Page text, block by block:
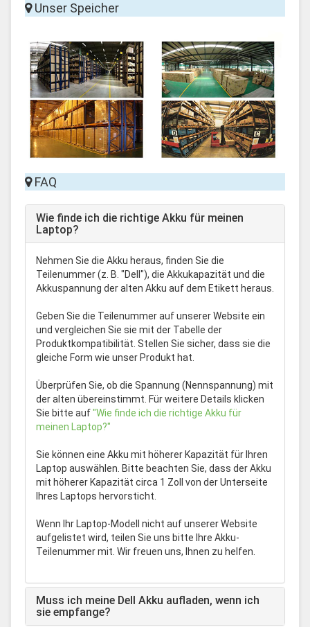
Unser Speicher
FAQ
Wie finde ich die richtige Akku für meinen
Laptop?
Nehmen Sie die Akku heraus, finden Sie die
Teilenummer (z. B. "Dell"), die Akkukapazität und die
Akkuspannung der alten Akku auf dem Etikett heraus.
Geben Sie die Teilenummer auf unserer Website ein
und vergleichen Sie sie mit der Tabelle der
Produktkompatibilität. Stellen Sie sicher, dass sie die
gleiche Form wie unser Produkt hat.
Überprüfen Sie, ob die Spannung (Nennspannung) mit
der alten übereinstimmt. Für weitere Details klicken
Sie bitte auf"Wie finde ich die richtige Akku für
meinen Laptop?"
Sie können eine Akku mit höherer Kapazität für Ihren
Laptop auswählen. Bitte beachten Sie, dass der Akku
mit höherer Kapazität circa 1 Zoll von der Unterseite
Ihres Laptops hervorsticht.
Wenn Ihr Laptop-Modell nicht auf unserer Website
aufgelistet wird, teilen Sie uns bitte Ihre Akku-
Teilenummer mit. Wir freuen uns, Ihnen zu helfen.
Muss ich meine Dell Akku aufladen, wenn ich
sie empfange?